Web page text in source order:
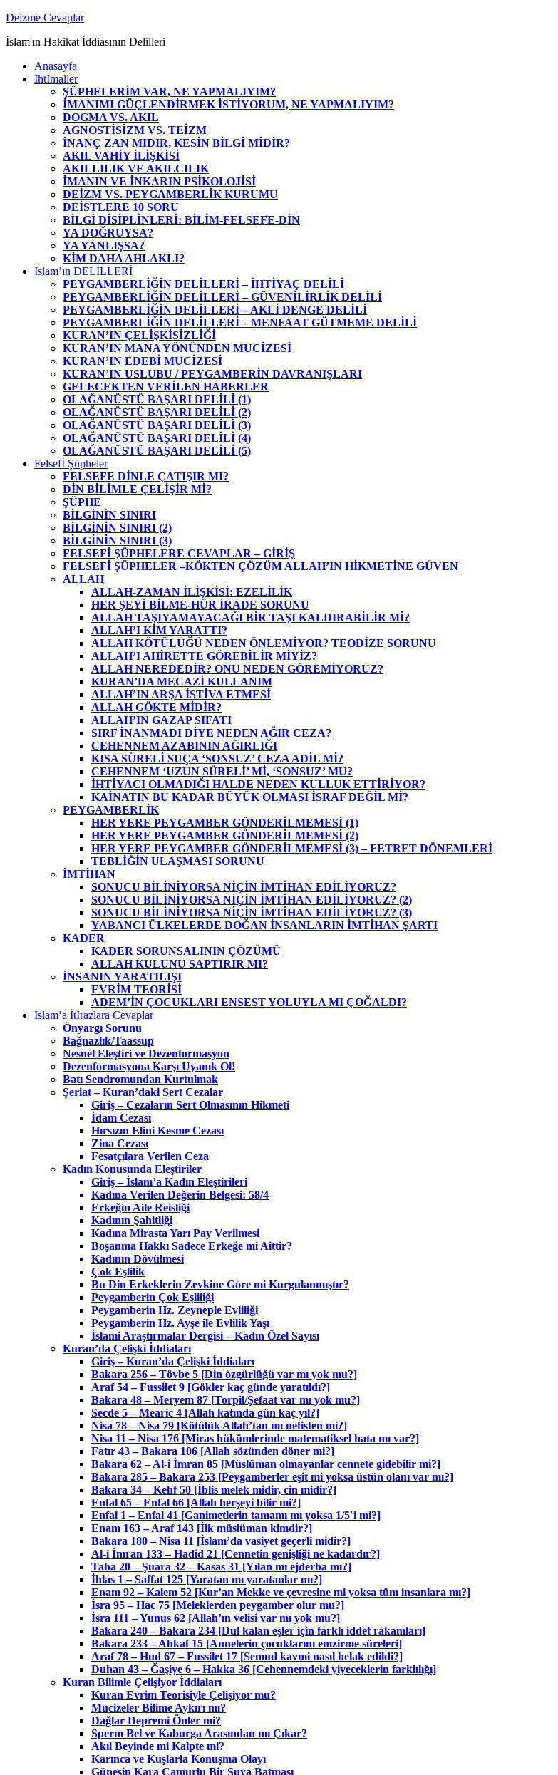
Zum
springen
Deizme Cevaplar
İslam'ın Hakikat İddiasının Delilleri
Anasayfa
İhtİmaller
ŞÜPHELERİM VAR, NE YAPMALIYIM?
İMANIMI GÜÇLENDİRMEK İSTİYORUM, NE YAPMALIYIM?
DOGMA VS. AKIL
AGNOSTİSİZM VS. TEİZM
İNANÇ ZAN MIDIR, KESİN BİLGİ MİDİR?
AKIL VAHİY İLİŞKİSİ
AKILLILIK VE AKILCILIK
İMANIN VE İNKARIN PSİKOLOJİSİ
DEİZM VS. PEYGAMBERLİK KURUMU
DEİSTLERE 10 SORU
BİLGİ DİSİPLİNLERİ: BİLİM-FELSEFE-DİN
YA DOĞRUYSA?
YA YANLIŞSA?
KİM DAHA AHLAKLI?
İslam’ın DELİLLERİ
PEYGAMBERLİĞİN DELİLLERİ – İHTİYAÇ DELİLİ
PEYGAMBERLİĞİN DELİLLERİ – GÜVENİLİRLİK DELİLİ
PEYGAMBERLİĞİN DELİLLERİ – AKLİ DENGE DELİLİ
PEYGAMBERLİĞİN DELİLLERİ – MENFAAT GÜTMEME DELİLİ
KURAN’IN ÇELİŞKİSİZLİĞİ
KURAN’IN MANA YÖNÜNDEN MUCİZESİ
KURAN’IN EDEBİ MUCİZESİ
KURAN’IN USLUBU / PEYGAMBERİN DAVRANIŞLARI
GELECEKTEN VERİLEN HABERLER
OLAĞANÜSTÜ BAŞARI DELİLİ (1)
OLAĞANÜSTÜ BAŞARI DELİLİ (2)
OLAĞANÜSTÜ BAŞARI DELİLİ (3)
OLAĞANÜSTÜ BAŞARI DELİLİ (4)
OLAĞANÜSTÜ BAŞARI DELİLİ (5)
Felsefİ Şüpheler
FELSEFE DİNLE ÇATIŞIR MI?
DİN BİLİMLE ÇELİŞİR Mİ?
ŞÜPHE
BİLGİNİN SINIRI
BİLGİNİN SINIRI (2)
BİLGİNİN SINIRI (3)
FELSEFİ ŞÜPHELERE CEVAPLAR – GİRİŞ
FELSEFİ ŞÜPHELER –KÖKTEN ÇÖZÜM ALLAH’IN HİKMETİNE GÜVEN
ALLAH
ALLAH-ZAMAN İLİŞKİSİ: EZELİLİK
HER ŞEYİ BİLME-HÜR İRADE SORUNU
ALLAH TAŞIYAMAYACAĞI BİR TAŞI KALDIRABİLİR Mİ?
ALLAH’I KİM YARATTI?
ALLAH KÖTÜLÜĞÜ NEDEN ÖNLEMİYOR? TEODİZE SORUNU
ALLAH’I AHİRETTE GÖREBİLİR MİYİZ?
ALLAH NEREDEDİR? ONU NEDEN GÖREMİYORUZ?
KURAN’DA MECAZİ KULLANIM
ALLAH’IN ARŞA İSTİVA ETMESİ
ALLAH GÖKTE MİDİR?
ALLAH’IN GAZAP SIFATI
SIRF İNANMADI DİYE NEDEN AĞIR CEZA?
CEHENNEM AZABININ AĞIRLIĞI
KISA SÜRELİ SUÇA ‘SONSUZ’ CEZA ADİL Mİ?
CEHENNEM ‘UZUN SÜRELİ’ Mİ, ‘SONSUZ’ MU?
İHTİYACI OLMADIĞI HALDE NEDEN KULLUK ETTİRİYOR?
KAİNATIN BU KADAR BÜYÜK OLMASI İSRAF DEĞİL Mİ?
PEYGAMBERLİK
HER YERE PEYGAMBER GÖNDERİLMEMESİ (1)
HER YERE PEYGAMBER GÖNDERİLMEMESİ (2)
HER YERE PEYGAMBER GÖNDERİLMEMESİ (3) – FETRET DÖNEMLERİ
TEBLİĞİN ULAŞMASI SORUNU
İMTİHAN
SONUCU BİLİNİYORSA NİÇİN İMTİHAN EDİLİYORUZ?
SONUCU BİLİNİYORSA NİÇİN İMTİHAN EDİLİYORUZ? (2)
SONUCU BİLİNİYORSA NİÇİN İMTİHAN EDİLİYORUZ? (3)
YABANCI ÜLKELERDE DOĞAN İNSANLARIN İMTİHAN ŞARTI
KADER
KADER SORUNSALININ ÇÖZÜMÜ
ALLAH KULUNU SAPTIRIR MI?
İNSANIN YARATILIŞI
EVRİM TEORİSİ
ADEM’İN ÇOCUKLARI ENSEST YOLUYLA MI ÇOĞALDI?
İslam’a İtİrazlara Cevaplar
Önyargı Sorunu
Bağnazlık/Taassup
Nesnel Eleştiri ve Dezenformasyon
Dezenformasyona Karşı Uyanık Ol!
Batı Sendromundan Kurtulmak
Şeriat – Kuran’daki Sert Cezalar
Giriş – Cezaların Sert Olmasının Hikmeti
İdam Cezası
Hırsızın Elini Kesme Cezası
Zina Cezası
Fesatçılara Verilen Ceza
Kadın Konusunda Eleştiriler
Giriş – İslam’a Kadın Eleştirileri
Kadına Verilen Değerin Belgesi: 58/4
Erkeğin Aile Reisliği
Kadının Şahitliği
Kadına Mirasta Yarı Pay Verilmesi
Boşanma Hakkı Sadece Erkeğe mi Aittir?
Kadının Dövülmesi
Çok Eşlilik
Bu Din Erkeklerin Zevkine Göre mi Kurgulanmıştır?
Peygamberin Çok Eşliliği
Peygamberin Hz. Zeyneple Evliliği
Peygamberin Hz. Ayşe ile Evlilik Yaşı
İslami Araştırmalar Dergisi – Kadın Özel Sayısı
Kuran’da Çelişki İddiaları
Giriş – Kuran’da Çelişki İddiaları
Bakara 256 – Tövbe 5 [Din özgürlüğü var mı yok mu?]
Araf 54 – Fussilet 9 [Gökler kaç günde yaratıldı?]
Bakara 48 – Meryem 87 [Torpil/Şefaat var mı yok mu?]
Secde 5 – Mearic 4 [Allah katında gün kaç yıl?]
Nisa 78 – Nisa 79 [Kötülük Allah’tan mı nefisten mi?]
Nisa 11 – Nisa 176 [Miras hükümlerinde matematiksel hata mı var?]
Fatır 43 – Bakara 106 [Allah sözünden döner mi?]
Bakara 62 – Al-i İmran 85 [Müslüman olmayanlar cennete gidebilir mi?]
Bakara 285 – Bakara 253 [Peygamberler eşit mi yoksa üstün olanı var mı?]
Bakara 34 – Kehf 50 [İblis melek midir, cin midir?]
Enfal 65 – Enfal 66 [Allah herşeyi bilir mi?]
Enfal 1 – Enfal 41 [Ganimetlerin tamamı mı yoksa 1/5′i mi?]
Enam 163 – Araf 143 [İlk müslüman kimdir?]
Bakara 180 – Nisa 11 [İslam’da vasiyet geçerli midir?]
Al-i İmran 133 – Hadid 21 [Cennetin genişliği ne kadardır?]
Taha 20 – Şuara 32 – Kasas 31 [Yılan mı ejderha mı?]
İhlas 1 – Saffat 125 [Yaratan mı yaratanlar mı?]
Enam 92 – Kalem 52 [Kur’an Mekke ve çevresine mi yoksa tüm insanlara mı?]
İsra 95 – Hac 75 [Meleklerden peygamber olur mu?]
İsra 111 – Yunus 62 [Allah’ın velisi var mı yok mu?]
Bakara 240 – Bakara 234 [Dul kalan eşler için farklı iddet rakamları]
Bakara 233 – Ahkaf 15 [Annelerin çocuklarını emzirme süreleri]
Araf 78 – Hud 67 – Fussilet 17 [Semud kavmi nasıl helak edildi?]
Duhan 43 – Ğaşiye 6 – Hakka 36 [Cehennemdeki yiyeceklerin farklılığı]
Kuran Bilimle Çelişiyor İddiaları
Kuran Evrim Teorisiyle Çelişiyor mu?
Mucizeler Bilime Aykırı mı?
Dağlar Depremi Önler mi?
Sperm Bel ve Kaburga Arasından mı Çıkar?
Akıl Beyinde mi Kalpte mi?
Karınca ve Kuşlarla Konuşma Olayı
Güneşin Kara Çamurlu Bir Suya Batması